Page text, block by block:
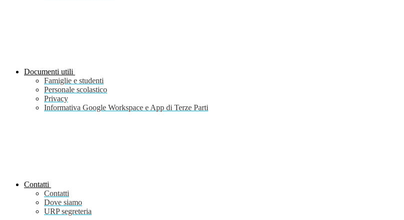
Documenti utili
Famiglie e studenti
Personale scolastico
Privacy
Informativa Google Workspace e App di Terze Parti
Contatti
Contatti
Dove siamo
URP segreteria